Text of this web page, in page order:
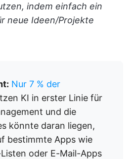
indem einfach ein
neue Ideen/Projekte
Nur 7 % der
KI in erster Linie für
und die
könnte daran liegen,
bestimmte Apps wie
oder E-Mail-Apps